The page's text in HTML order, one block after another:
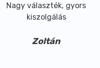
Nagy választék, gyors
kiszolgálás
Zoltán